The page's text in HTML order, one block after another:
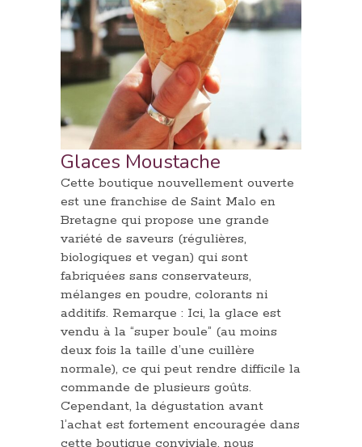
Glaces Moustache
Cette boutique nouvellement ouverte
est une franchise de Saint Malo en
Bretagne qui propose une grande
variété de saveurs (régulières,
biologiques et vegan) qui sont
fabriquées sans conservateurs,
mélanges en poudre, colorants ni
additifs. Remarque : Ici, la glace est
vendu à la “super boule” (au moins
deux fois la taille d’une cuillère
normale), ce qui peut rendre difficile la
commande de plusieurs goûts.
Cependant, la dégustation avant
l’achat est fortement encouragée dans
cette boutique conviviale, nous